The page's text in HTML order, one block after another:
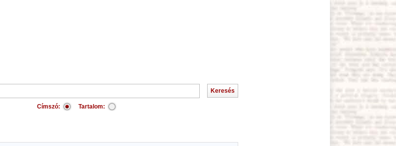
Címszó: Tartalom: